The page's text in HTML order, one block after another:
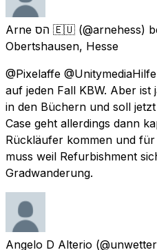
Arne הס 🇪🇺 (@arnehess)
Obertshausen, Hesse
@Pixelaffe
auf jeden Fall KBW. Aber ist
in den Büchern und soll
Case geht allerdings dann
Rückläufer kommen und
muss weil Refurbishment
Gradwanderung.
Angelo D Alterio